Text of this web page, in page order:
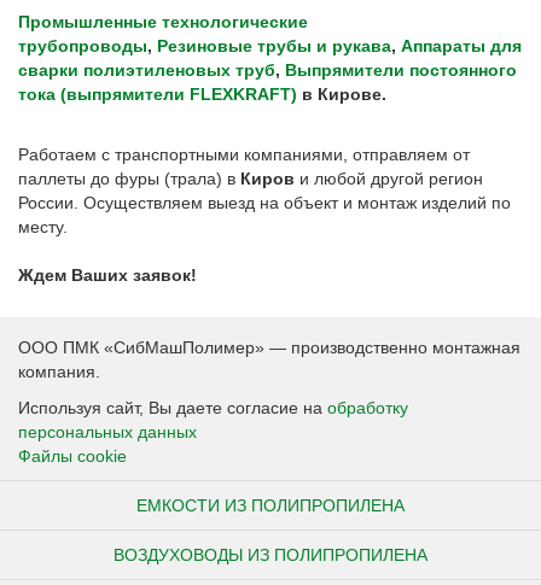
Промышленные технологические
трубопроводы, Резиновые трубы и рукава, Аппараты для
сварки полиэтиленовых труб, Выпрямители постоянного
тока (выпрямители FLEXKRAFT) в Кирове.
Работаем с транспортными компаниями, отправляем от
паллеты до фуры (трала) в Киров и любой другой регион
России. Осуществляем выезд на объект и монтаж изделий по
месту.
Ждем Ваших заявок!
ООО ПМК «СибМашПолимер» — производственно монтажная
компания.
Используя сайт, Вы даете согласие на обработку
персональных данных
Файлы cookie
ЕМКОСТИ ИЗ ПОЛИПРОПИЛЕНА
ВОЗДУХОВОДЫ ИЗ ПОЛИПРОПИЛЕНА